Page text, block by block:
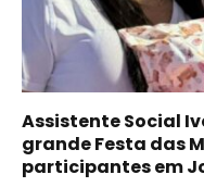
Assistente Social
grande Festa das
participantes em